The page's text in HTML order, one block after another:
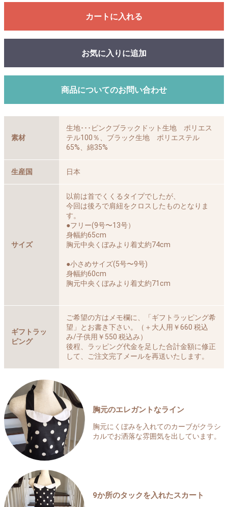
カートに入れる
お気に入りに追加
商品についてのお問い合わせ
素材
生地･･･ピンクブラックドット生地 ポリエス
テル100％、ブラック生地 ポリエステル
65%、綿35%
生産国 日本
サイズ
以前は首でくくるタイプでしたが、
今回は後ろで肩紐をクロスしたものとなりま
す。
●フリー(9号〜13号）
身幅約65cm
胸元中央くぼみより着丈約74cm
●小さめサイズ(5号〜9号)
身幅約60cm
胸元中央くぼみより着丈約71cm
ギフトラッ
ピング
ご希望の方はメモ欄に、「ギフトラッピング希
望」とお書き下さい。（＋大人用￥660 税込
み/子供用￥550 税込み）
後程、ラッピング代金を足した合計金額に修正
して、ご注文完了メールを再送いたします。
胸元のエレガントなライン
胸元にくぼみを入れてのカーブがクラシ
カルでお洒落な雰囲気を出しています。
9か所のタックを入れたスカート